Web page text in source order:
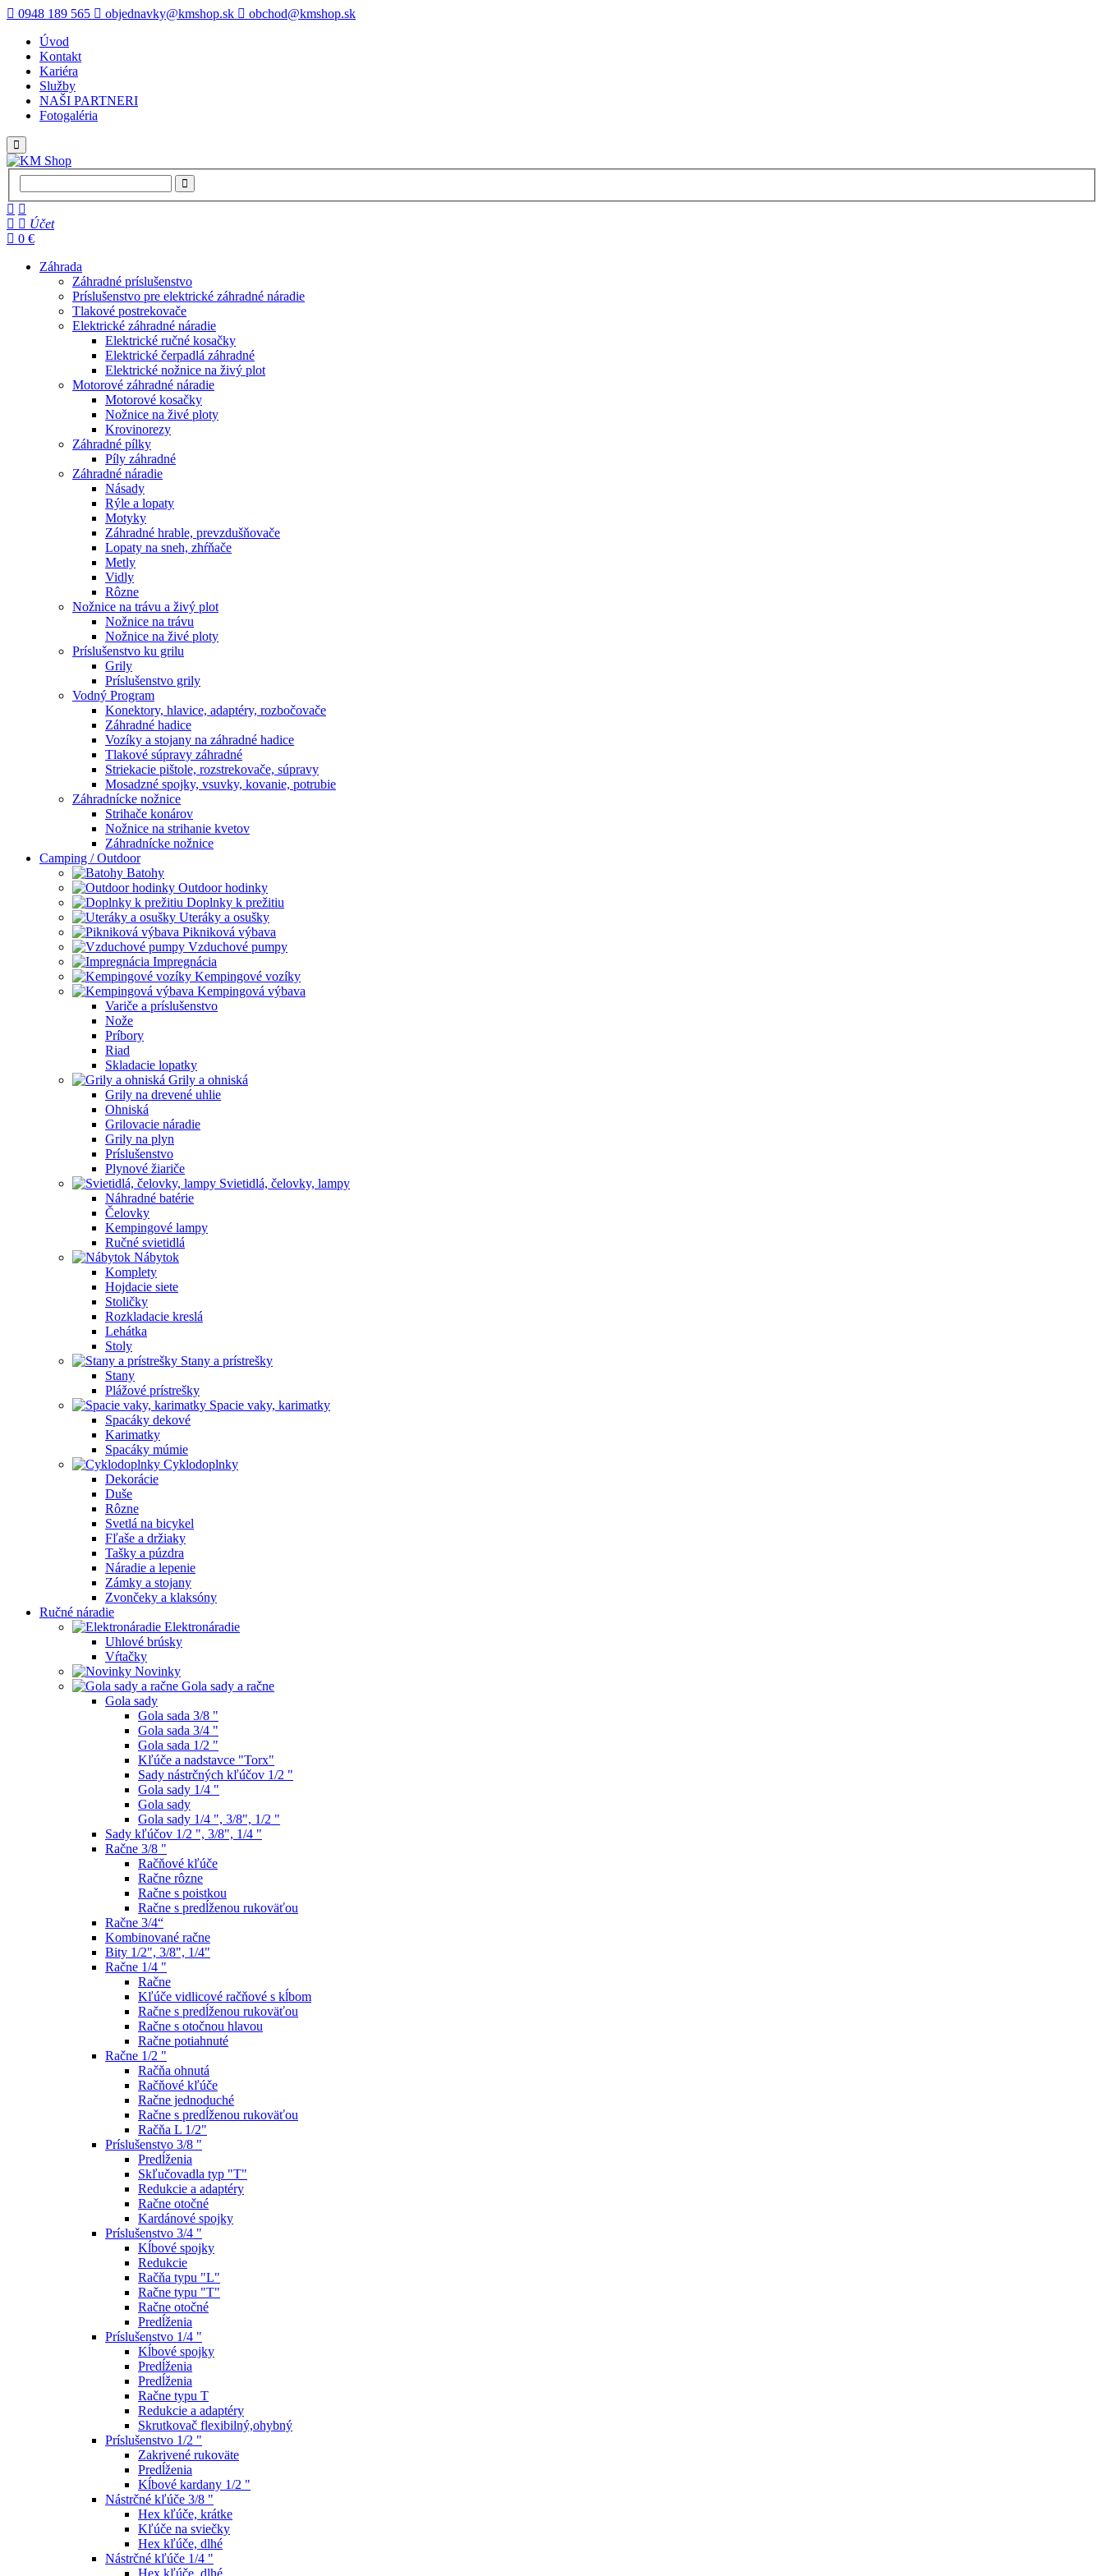
0948 189 565 objednavky@kmshop.sk
obchod@kmshop.sk
Úvod
Kontakt
Kariéra
Služby
NAŠI PARTNERI
Fotogaléria
Účet
0 €
Záhrada
Záhradné príslušenstvo
Príslušenstvo pre elektrické záhradné náradie
Tlakové postrekovače
Elektrické záhradné náradie
Elektrické ručné kosačky
Elektrické čerpadlá záhradné
Elektrické nožnice na živý plot
Motorové záhradné náradie
Motorové kosačky
Nožnice na živé ploty
Krovinorezy
Záhradné pílky
Píly záhradné
Záhradné náradie
Násady
Rýle a lopaty
Motyky
Záhradné hrable, prevzdušňovače
Lopaty na sneh, zhŕňače
Metly
Vidly
Rôzne
Nožnice na trávu a živý plot
Nožnice na trávu
Nožnice na živé ploty
Príslušenstvo ku grilu
Grily
Príslušenstvo grily
Vodný Program
Konektory, hlavice, adaptéry, rozbočovače
Záhradné hadice
Vozíky a stojany na záhradné hadice
Tlakové súpravy záhradné
Striekacie pištole, rozstrekovače, súpravy
Mosadzné spojky, vsuvky, kovanie, potrubie
Záhradnícke nožnice
Strihače konárov
Nožnice na strihanie kvetov
Záhradnícke nožnice
Camping / Outdoor
Batohy
Outdoor hodinky
Doplnky k prežitiu
Uteráky a osušky
Pikniková výbava
Vzduchové pumpy
Impregnácia
Kempingové vozíky
Kempingová výbava
Variče a príslušenstvo
Nože
Príbory
Riad
Skladacie lopatky
Grily a ohniská
Grily na drevené uhlie
Ohniská
Grilovacie náradie
Grily na plyn
Príslušenstvo
Plynové žiariče
Svietidlá, čelovky, lampy
Náhradné batérie
Čelovky
Kempingové lampy
Ručné svietidlá
Nábytok
Komplety
Hojdacie siete
Stoličky
Rozkladacie kreslá
Lehátka
Stoly
Stany a prístrešky
Stany
Plážové prístrešky
Spacie vaky, karimatky
Spacáky dekové
Karimatky
Spacáky múmie
Cyklodoplnky
Dekorácie
Duše
Rôzne
Svetlá na bicykel
Fľaše a držiaky
Tašky a púzdra
Náradie a lepenie
Zámky a stojany
Zvončeky a klaksóny
Ručné náradie
Elektronáradie
Uhlové brúsky
Vŕtačky
Novinky
Gola sady a račne
Gola sady
Gola sada 3/8 "
Gola sada 3/4 "
Gola sada 1/2 "
Kľúče a nadstavce "Torx"
Sady nástrčných kľúčov 1/2 "
Gola sady 1/4 "
Gola sady
Gola sady 1/4 ", 3/8", 1/2 "
Sady kľúčov 1/2 ", 3/8", 1/4 "
Račne 3/8 "
Račňové kľúče
Račne rôzne
Račne s poistkou
Račne s predĺženou rukoväťou
Račne 3/4“
Kombinované račne
Bity 1/2", 3/8", 1/4"
Račne 1/4 "
Račne
Kľúče vidlicové račňové s kĺbom
Račne s predĺženou rukoväťou
Račne s otočnou hlavou
Račne potiahnuté
Račne 1/2 "
Račňa ohnutá
Račňové kľúče
Račne jednoduché
Račne s predĺženou rukoväťou
Račňa L 1/2"
Príslušenstvo 3/8 "
Predĺženia
Skľučovadla typ "T"
Redukcie a adaptéry
Račne otočné
Kardánové spojky
Príslušenstvo 3/4 "
Kĺbové spojky
Redukcie
Račňa typu "L"
Račne typu "T"
Račne otočné
Predĺženia
Príslušenstvo 1/4 "
Kĺbové spojky
Predĺženia
Predĺženia
Račne typu T
Redukcie a adaptéry
Skrutkovač flexibilný,ohybný
Príslušenstvo 1/2 "
Zakrivené rukoväte
Predĺženia
Kĺbové kardany 1/2 "
Nástrčné kľúče 3/8 "
Hex kľúče, krátke
Kľúče na sviečky
Hex kľúče, dlhé
Nástrčné kľúče 1/4 "
Hex kľúče, dlhé